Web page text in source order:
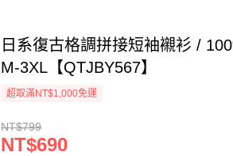
日系復古格調拼接短袖襯衫 /
M-3XL【QTJBY567】
超取滿NT$1,000免運
NT$799
NT$690